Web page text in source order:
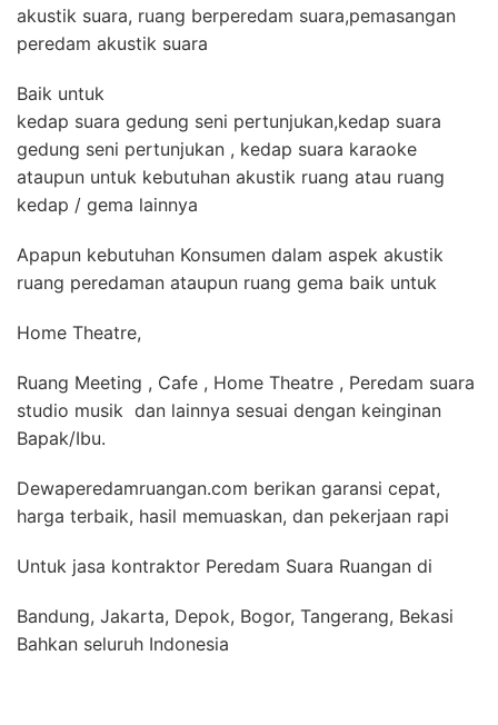
akustik suara, ruang berperedam suara,pemasangan
peredam akustik suara
Baik untuk
kedap suara gedung seni pertunjukan,kedap suara
gedung seni pertunjukan , kedap suara karaoke
ataupun untuk kebutuhan akustik ruang atau ruang
kedap / gema lainnya
Apapun kebutuhan Konsumen dalam aspek akustik
ruang peredaman ataupun ruang gema baik untuk
Home Theatre,
Ruang Meeting , Cafe , Home Theatre , Peredam suara
studio musik dan lainnya sesuai dengan keinginan
Bapak/Ibu.
Dewaperedamruangan.com berikan garansi cepat,
harga terbaik, hasil memuaskan, dan pekerjaan rapi
Untuk jasa kontraktor Peredam Suara Ruangan di
Bandung, Jakarta, Depok, Bogor, Tangerang, Bekasi
Bahkan seluruh Indonesia